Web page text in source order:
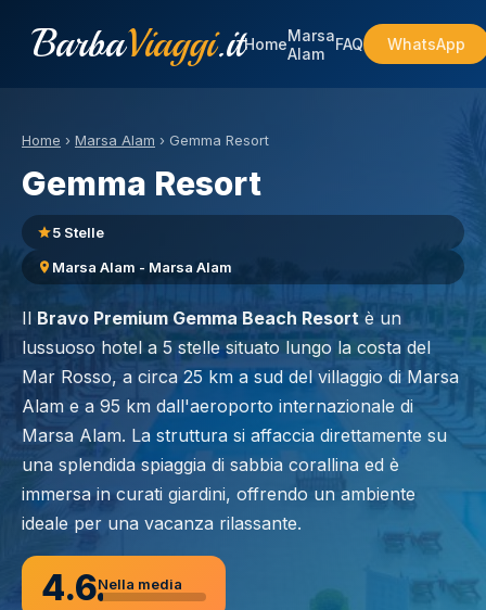
BarbaViaggi.itHomeMarsa
Alam
FAQ WhatsApp
Home › Marsa Alam › Gemma Resort
Gemma Resort
5 Stelle
Marsa Alam - Marsa Alam
Il Bravo Premium Gemma Beach Resortè un
lussuoso hotel a 5 stelle situato lungo la costa del
Mar Rosso, a circa 25 km a sud del villaggio di Marsa
Alam e a 95 km dall'aeroporto internazionale di
Marsa Alam. La struttura si affaccia direttamente su
una splendida spiaggia di sabbia corallina ed è
immersa in curati giardini, offrendo un ambiente
ideale per una vacanza rilassante.
4.6Nella media